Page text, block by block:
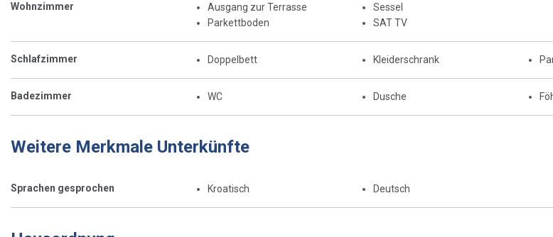
Wohnzimmer
Ausgang zur Terrasse
Parkettboden
Sessel
SAT TV
Schlafzimmer Doppelbett Kleiderschrank
Badezimmer WC Dusche
Weitere Merkmale Unterkünfte
Sprachen gesprochen Kroatisch Deutsch